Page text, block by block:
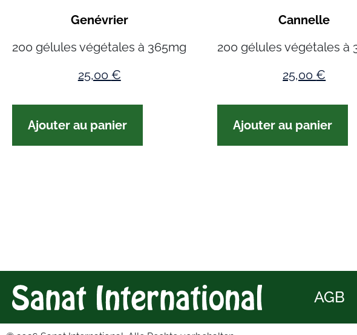
Genévrier
200 gélules végétales à 365mg
25,00 €
Ajouter au panier
Cannelle
200 gélules végétales à
25,00€
Ajouter au panier
AGB